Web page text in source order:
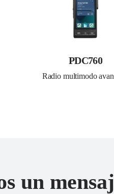
PDC760
Radio multimodo
un